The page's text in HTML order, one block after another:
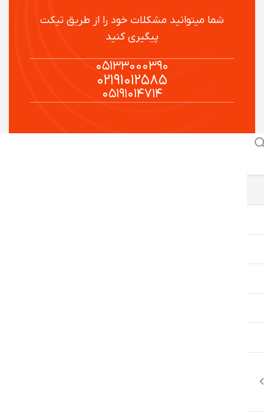
شما میتوانید مشکلات خود را از طریق تیکت
پیگیری کنید
۰۵۱۳۳۰۰۰۳۹۰
۰۲۱۹۱۰۱۲۵۸۵
۰۵۱۹۱۰۱۴۷۱۴